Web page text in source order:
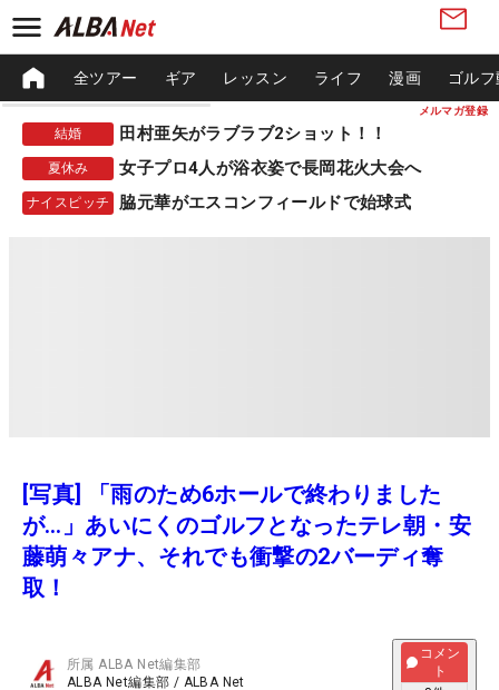
メルマガ登録
全ツアー ギア レッスン ライフ 漫画 ゴル
結婚 田村亜矢がラブラブ2ショット！！
夏休み 女子プロ4人が浴衣姿で長岡花火大会へ
ナイスピッチ 脇元華がエスコンフィールドで始球式
[写真] 「雨のため6ホールで終わりました
が…」あいにくのゴルフとなったテレ朝・安
藤萌々アナ、それでも衝撃の2バーディ奪
取！
所属ALBA Net編集部
ALBA Net編集部 / ALBA Net
コメン
ト